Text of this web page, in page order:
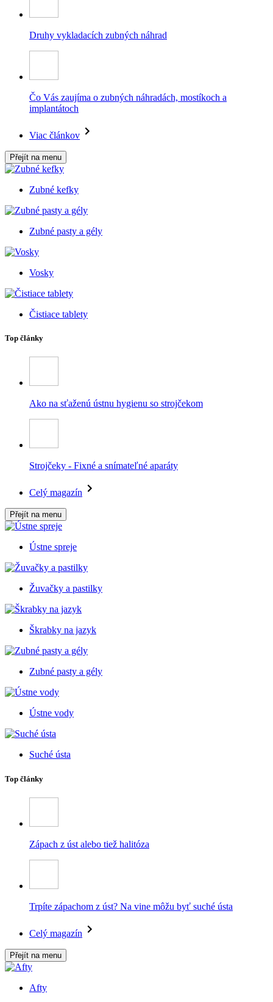
Druhy vykladacích zubných náhrad
Čo Vás zaujíma o zubných náhradách, mostíkoch a
implantátoch
Viac článkov
Přejít na menu
Zubné kefky
Zubné pasty a gély
Vosky
Čistiace tablety
Top články
Ako na sťaženú ústnu hygienu so strojčekom
Strojčeky - Fixné a snímateľné aparáty
Celý magazín
Přejít na menu
Ústne spreje
Žuvačky a pastilky
Škrabky na jazyk
Zubné pasty a gély
Ústne vody
Suché ústa
Top články
Zápach z úst alebo tiež halitóza
Trpíte zápachom z úst? Na vine môžu byť suché ústa
Celý magazín
Přejít na menu
Afty